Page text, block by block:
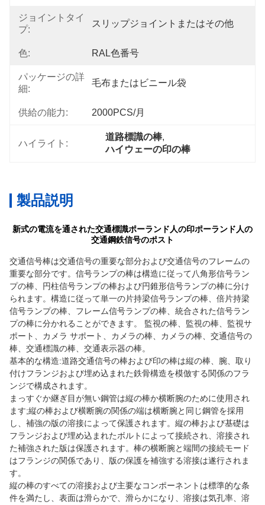
ジョイントタイ
プ:
スリップジョイントまたはその他
色: RAL色番号
パッケージの詳
細:
毛布またはビニール袋
供給の能力: 2000PCS/月
ハイライト:
道路標識の棒,
ハイウェーの印の棒
製品説明
新式の電流を通された交通標識ポーランド人の印ポーランド人の
交通鋼鉄信号のポスト
交通信号棒は交通信号の重要な部分および交通信号のフレームの
重要な部分です。信号ランプの棒は構造に従って八角形信号ラン
プの棒、円柱信号ランプの棒および円錐形信号ランプの棒に分け
られます。構造に従って単一の片持梁信号ランプの棒、倍片持梁
信号ランプの棒、フレーム信号ランプの棒、統合された信号ラン
プの棒に分かれることができます。
監視の棒、監視の棒、監視サ
ポート、カメラ サポート、カメラの棒、カメラの棒、交通信号の
棒、交通標識の棒、交通表示器の棒。
基本的な構造:道路交通信号の棒および印の棒は縦の棒、腕、取り
付けフランジおよび埋め込まれた鉄骨構造を模倣する関係のフラ
ンジで構成されます。
まっすぐか継ぎ目が無い鋼管は縦の棒か横断腕のために使用され
ます;縦の棒および横断腕の関係の端は横断腕と同じ鋼管を採用
し、補強の版の溶接によって保護されます。縦の棒および基礎は
フランジおよび埋め込まれたボルトによって接続され、溶接され
た補強された版は保護されます。棒の横断腕と端間の接続モード
はフランジの関係であり、版の保護を補強する溶接は遂行されま
す。
縦の棒のすべての溶接および主要なコンポーネントは標準的な条
件を満たし、表面は滑らかで、滑らかになり、溶接は気孔率、溶